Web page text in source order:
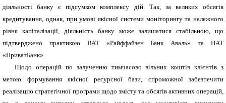
діяльності банку є підсумком комплексу дій. Так, за великих обсягів
кредитування, однак, при умові якісної системи моніторингу та належного
рівня капіталізації, діяльність банку може залишатися стабільною, що
підтверджено практикою ВАТ «Райффайзен Банк Аваль» та ПАТ
«ПриватБанк».
Щодо операцій по залученню тимчасово вільних коштів клієнтів з
метою формування якісної ресурсної бази, спроможної забезпечити
реалізацію стратегічної програми щодо змісту та обсягів активних операцій,